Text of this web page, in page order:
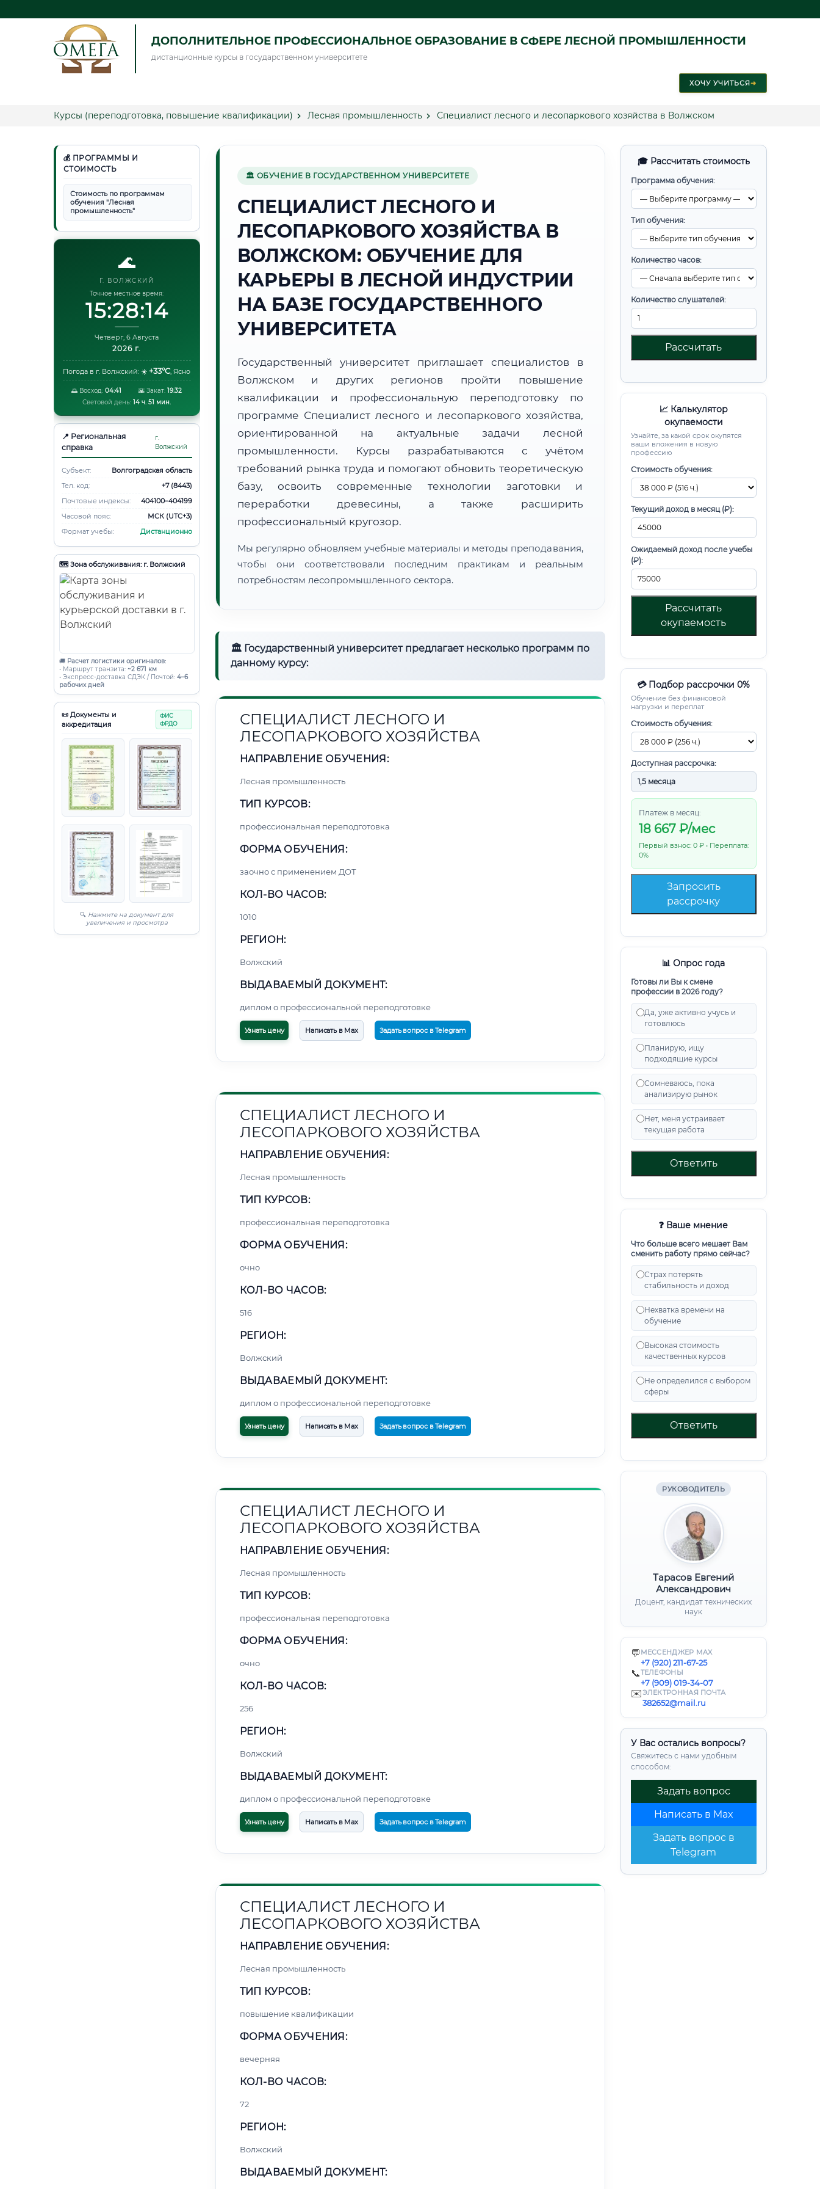
ДОПОЛНИТЕЛЬНОЕ ПРОФЕССИОНАЛЬНОЕ ОБРАЗОВАНИЕ В СФЕРЕ ЛЕСНОЙ ПРОМЫШЛЕННОСТИ
дистанционные курсы в государственном университете
ХОЧУ УЧИТЬСЯ➜
Курсы (переподготовка, повышение квалификации) Лесная промышленность Специалист лесного и лесопаркового хозяйства в Волжском
💰 ПРОГРАММЫ И
СТОИМОСТЬ
Стоимость по программам
обучения "Лесная
промышленность"
🌊
Г. ВОЛЖСКИЙ
Точное местное время:
15:28:15
Четверг, 6 Августа
2026 г.
Погода в г. Волжский: ☀️ +33°C, Ясно
🌅 Восход: 04:41 🌇 Закат:19:32
Световой день: 14 ч. 51 мин.
📍 Региональная
справка
г.
Волжский
Субъект:
Волгоградская область
Тел. код:
+7 (8443)
Почтовые индексы:
404100–404199
Часовой пояс:
МСК (UTC+3)
Формат учебы:
Дистанционно
🗺️ Зона обслуживания: г. Волжский
🚚 Расчет логистики оригиналов:
• Маршрут транзита: ~2 671 км
• Экспресс-доставка СДЭК / Почтой: 4–6
рабочих дней
📜 Документы и
аккредитация
ФИС
ФРДО
🔍 Нажмите на документ для
увеличения и просмотра
🎓 Рассчитать стоимость
Программа обучения:
Тип обучения:
Количество часов:
Количество слушателей:
Рассчитать
📈 Калькулятор
окупаемости
Узнайте, за какой срок окупятся
ваши вложения в новую
профессию
Стоимость обучения:
Текущий доход в месяц (₽):
Ожидаемый доход после учебы
(₽):
Рассчитать
окупаемость
💳 Подбор рассрочки 0%
Обучение без финансовой
нагрузки и переплат
Стоимость обучения:
Доступная рассрочка:
Платеж в месяц:
18 667₽/мес
Первый взнос: 0 ₽ • Переплата:
0%
Запросить
рассрочку
📊 Опрос года
Готовы ли Вы к смене
профессии в 2026 году?
Да, уже активно учусь и
готовлюсь
Планирую, ищу
подходящие курсы
Сомневаюсь, пока
анализирую рынок
Нет, меня устраивает
текущая работа
Ответить
❓ Ваше мнение
Что больше всего мешает Вам
сменить работу прямо сейчас?
Страх потерять
стабильность и доход
Нехватка времени на
обучение
Высокая стоимость
качественных курсов
Не определился с выбором
сферы
Ответить
РУКОВОДИТЕЛЬ
Тарасов Евгений
Александрович
Доцент, кандидат технических
наук
💬 МЕССЕНДЖЕР MAX
+7 (920) 211-67-25
📞ТЕЛЕФОНЫ
+7 (909) 019-34-07
✉️ЭЛЕКТРОННАЯ ПОЧТА
382652@mail.ru
У Вас остались вопросы?
Свяжитесь с нами удобным
способом:
Задать вопрос
Написать в Max
Задать вопрос в
Telegram
🏛 ОБУЧЕНИЕ В ГОСУДАРСТВЕННОМ УНИВЕРСИТЕТЕ
СПЕЦИАЛИСТ ЛЕСНОГО И
ЛЕСОПАРКОВОГО ХОЗЯЙСТВА В
ВОЛЖСКОМ: ОБУЧЕНИЕ ДЛЯ
КАРЬЕРЫ В ЛЕСНОЙ ИНДУСТРИИ
НА БАЗЕ ГОСУДАРСТВЕННОГО
УНИВЕРСИТЕТА
Государственный университет приглашает специалистов в
Волжском и других регионов пройти повышение
квалификации и профессиональную переподготовку по
программе Специалист лесного и лесопаркового хозяйства,
ориентированной на актуальные задачи лесной
промышленности. Курсы разрабатываются с учётом
требований рынка труда и помогают обновить теоретическую
базу, освоить современные технологии заготовки и
переработки древесины, а также расширить
профессиональный кругозор.
Мы регулярно обновляем учебные материалы и методы преподавания,
чтобы они соответствовали последним практикам и реальным
потребностям лесопромышленного сектора.
🏛 Государственный университет предлагает несколько программ по
данному курсу:
СПЕЦИАЛИСТ ЛЕСНОГО И
ЛЕСОПАРКОВОГО ХОЗЯЙСТВА
НАПРАВЛЕНИЕ ОБУЧЕНИЯ:
Лесная промышленность
ТИП КУРСОВ:
профессиональная переподготовка
ФОРМА ОБУЧЕНИЯ:
заочно с применением ДОТ
КОЛ-ВО ЧАСОВ:
1010
РЕГИОН:
Волжский
ВЫДАВАЕМЫЙ ДОКУМЕНТ:
диплом о профессиональной переподготовке
Узнать цену Написать в Max Задать вопрос в Telegram
СПЕЦИАЛИСТ ЛЕСНОГО И
ЛЕСОПАРКОВОГО ХОЗЯЙСТВА
НАПРАВЛЕНИЕ ОБУЧЕНИЯ:
Лесная промышленность
ТИП КУРСОВ:
профессиональная переподготовка
ФОРМА ОБУЧЕНИЯ:
очно
КОЛ-ВО ЧАСОВ:
516
РЕГИОН:
Волжский
ВЫДАВАЕМЫЙ ДОКУМЕНТ:
диплом о профессиональной переподготовке
Узнать цену Написать в Max Задать вопрос в Telegram
СПЕЦИАЛИСТ ЛЕСНОГО И
ЛЕСОПАРКОВОГО ХОЗЯЙСТВА
НАПРАВЛЕНИЕ ОБУЧЕНИЯ:
Лесная промышленность
ТИП КУРСОВ:
профессиональная переподготовка
ФОРМА ОБУЧЕНИЯ:
очно
КОЛ-ВО ЧАСОВ:
256
РЕГИОН:
Волжский
ВЫДАВАЕМЫЙ ДОКУМЕНТ:
диплом о профессиональной переподготовке
Узнать цену Написать в Max Задать вопрос в Telegram
СПЕЦИАЛИСТ ЛЕСНОГО И
ЛЕСОПАРКОВОГО ХОЗЯЙСТВА
НАПРАВЛЕНИЕ ОБУЧЕНИЯ:
Лесная промышленность
ТИП КУРСОВ:
повышение квалификации
ФОРМА ОБУЧЕНИЯ:
вечерняя
КОЛ-ВО ЧАСОВ:
72
РЕГИОН:
Волжский
ВЫДАВАЕМЫЙ ДОКУМЕНТ: